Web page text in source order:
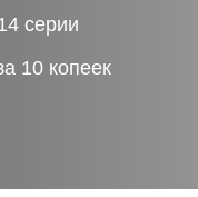
серии
10 копеек